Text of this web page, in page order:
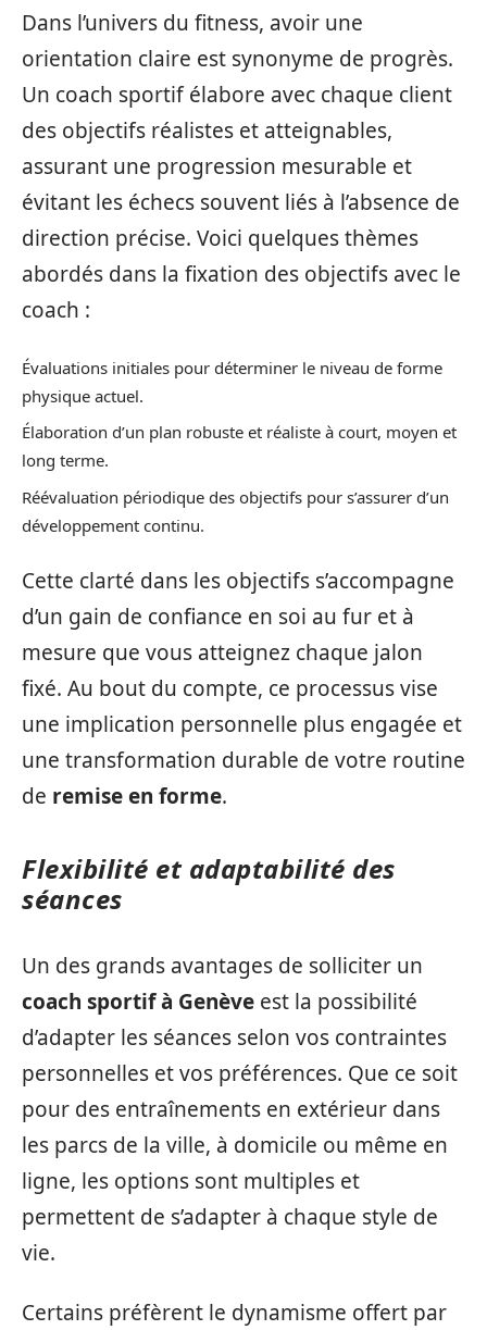
Dans l’univers du fitness, avoir une
orientation claire est synonyme de progrès.
Un coach sportif élabore avec chaque client
des objectifs réalistes et atteignables,
assurant une progression mesurable et
évitant les échecs souvent liés à l’absence de
direction précise. Voici quelques thèmes
abordés dans la fixation des objectifs avec le
coach :
Évaluations initiales pour déterminer le niveau de forme
physique actuel.
Élaboration d’un plan robuste et réaliste à court, moyen et
long terme.
Réévaluation périodique des objectifs pour s’assurer d’un
développement continu.
Cette clarté dans les objectifs s’accompagne
d’un gain de confiance en soi au fur et à
mesure que vous atteignez chaque jalon
fixé. Au bout du compte, ce processus vise
une implication personnelle plus engagée et
une transformation durable de votre routine
de remise en forme.
Flexibilité et adaptabilité des
séances
Un des grands avantages de solliciter un
coach sportif à Genève est la possibilité
d’adapter les séances selon vos contraintes
personnelles et vos préférences. Que ce soit
pour des entraînements en extérieur dans
les parcs de la ville, à domicile ou même en
ligne, les options sont multiples et
permettent de s’adapter à chaque style de
vie.
Certains préfèrent le dynamisme offert par